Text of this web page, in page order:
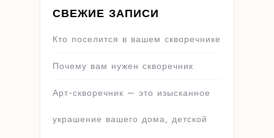
СВЕЖИЕ ЗАПИСИ
Кто поселится в вашем скворечнике
Почему вам нужен скворечник
Арт-скворечник — это изысканное
украшение вашего дома, детской